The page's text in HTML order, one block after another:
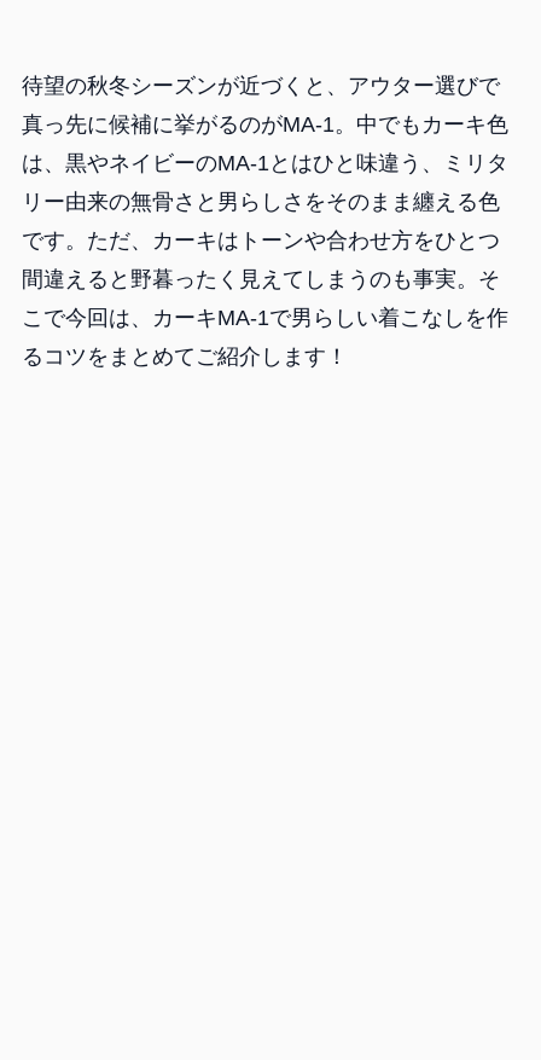
待望の秋冬シーズンが近づくと、アウター選びで
真っ先に候補に挙がるのがMA-1。中でもカーキ色
は、黒やネイビーのMA-1とはひと味違う、ミリタ
リー由来の無骨さと男らしさをそのまま纏える色
です。ただ、カーキはトーンや合わせ方をひとつ
間違えると野暮ったく見えてしまうのも事実。そ
こで今回は、カーキMA-1で男らしい着こなしを作
るコツをまとめてご紹介します！